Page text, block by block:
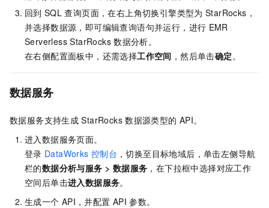
回到 SQL 查询页面，在右上角切换引擎类型为 StarRocks，
并选择数据源，即可编辑查询语句并运行，进行 EMR
Serverless StarRocks 数据分析。
在右侧配置面板中，还需选择工作空间 ，然后单击确定 。
数据服务
数据服务支持生成 StarRocks 数据源类型的 API。
进入数据服务页面。
登录 DataWorks 控制台 ，切换至目标地域后，单击左侧导航
栏的数据分析与服务 > 数据服务 ，在下拉框中选择对应工作
空间后单击进入数据服务。
生成一个 API，并配置 API 参数。